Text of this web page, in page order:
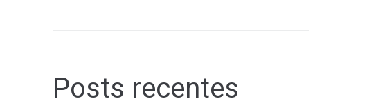
Posts recentes